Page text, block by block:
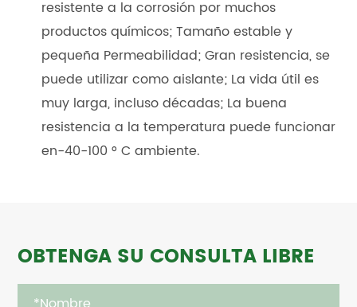
resistente a la corrosión por muchos
productos químicos; Tamaño estable y
pequeña Permeabilidad; Gran resistencia, se
puede utilizar como aislante; La vida útil es
muy larga, incluso décadas; La buena
resistencia a la temperatura puede funcionar
en-40-100 ° C ambiente.
OBTENGA SU CONSULTA LIBRE